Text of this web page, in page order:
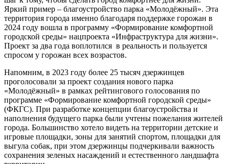
Яркий пример – благоустройство парка «Молодёжный». Эта
территория города именно благодаря поддержке горожан в
2024 году вошла в программу «Формирование комфортной
городской среды» нацпроекта «Инфраструктура для жизни».
Проект за два года воплотился в реальность и пользуется
спросом у горожан всех возрастов.
Напомним, в 2023 году более 25 тысяч дзержинцев
проголосовали за проект создания нового парка
«Молодёжный» в рамках рейтингового голосования по
программе «Формирование комфортной городской среды»
(ФКГС). При разработке концепции благоустройства и
наполнения будущего парка были учтены пожелания жителей
города. Большинство хотело видеть на территории детские и
игровые площадки, зоны для занятий спортом, площадки для
выгула собак, при этом дзержинцы подчеркивали важность
сохранения зеленых насаждений и естественного ландшафта